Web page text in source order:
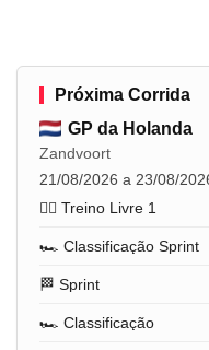
Próxima Corrida
GP da Holanda
Zandvoort
21/08/2026 a 23/08/
🏋️‍♂️ Treino Livre 1
🏎️ Classificação Sprint
🏁 Sprint
🏎️ Classificação